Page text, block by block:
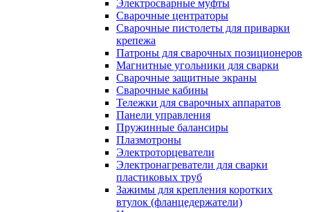
Электросварные муфты
Сварочные центраторы
Сварочные пистолеты для приварки
крепежа
Патроны для сварочных позиционеров
Магнитные угольники для сварки
Сварочные защитные экраны
Сварочные кабины
Тележки для сварочных аппаратов
Панели управления
Пружинные балансиры
Плазмотроны
Электроторцеватели
Электронагреватели для сварки
пластиковых труб
Зажимы для крепления коротких
втулок (фланцедержатели)